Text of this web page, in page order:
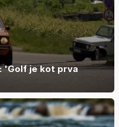
'Golf je kot prva